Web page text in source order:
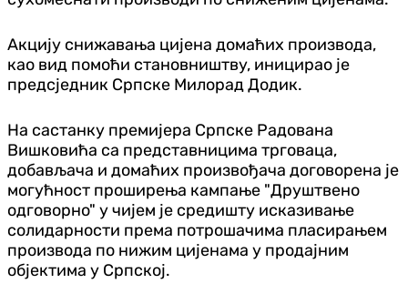
Акцију снижавања цијена домаћих производа,
као вид помоћи становништву, иницирао је
предсједник Српске Милорад Додик.
На састанку премијера Српске Радована
Вишковића са представницима трговаца,
добављача и домаћих произвођача договорена је
могућност проширења кампање "Друштвено
одговорно" у чијем је средишту исказивање
солидарности према потрошачима пласирањем
производа по нижим цијенама у продајним
објектима у Српској.